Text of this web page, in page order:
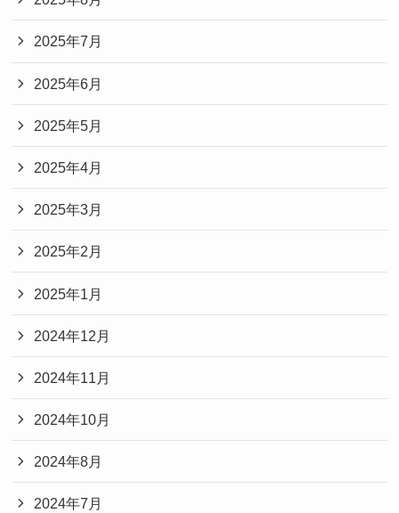
2025年7月
2025年6月
2025年5月
2025年4月
2025年3月
2025年2月
2025年1月
2024年12月
2024年11月
2024年10月
2024年8月
2024年7月